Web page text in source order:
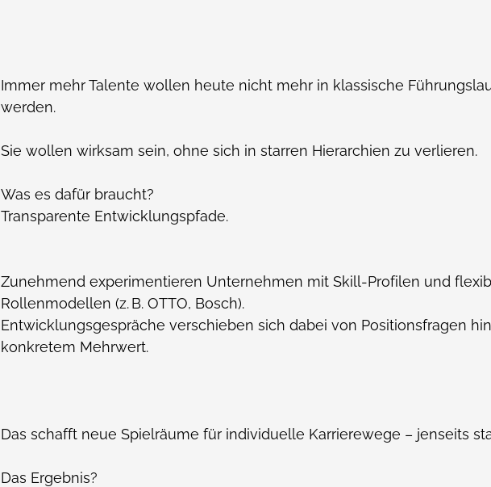
Immer mehr Talente wollen heute nicht mehr in klassische
werden.
Sie wollen wirksam sein, ohne sich in starren Hierarchien zu verlieren.
Was es dafür braucht?
Transparente Entwicklungspfade.
Zunehmend experimentieren Unternehmen mit Skill-Profilen und
Rollenmodellen (z. B. OTTO, Bosch).
Entwicklungsgespräche verschieben sich dabei von Positionsfragen
konkretem Mehrwert.
Das schafft neue Spielräume für individuelle Karrierewege – jenseits
Das Ergebnis?